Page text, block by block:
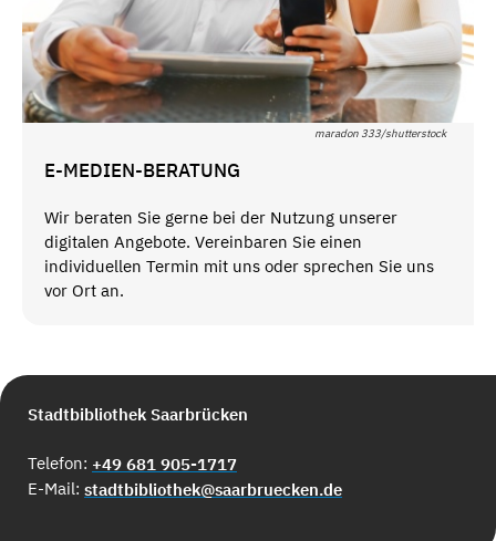
maradon 333/shutterstock
E-MEDIEN-BERATUNG
Wir beraten Sie gerne bei der Nutzung unserer
digitalen Angebote. Vereinbaren Sie einen
individuellen Termin mit uns oder sprechen Sie uns
vor Ort an.
Stadtbibliothek Saarbrücken
Telefon: +49 681 905-1717
E-Mail: stadtbibliothek@saarbruecken.de